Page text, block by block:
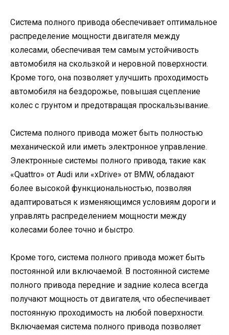
Система полного привода обеспечивает оптимальное
распределение мощности двигателя между
колесами, обеспечивая тем самым устойчивость
автомобиля на скользкой и неровной поверхности.
Кроме того, она позволяет улучшить проходимость
автомобиля на бездорожье, повышая сцепление
колес с грунтом и предотвращая проскальзывание.
Система полного привода может быть полностью
механической или иметь электронное управление.
Электронные системы полного привода, такие как
«Quattro» от Audi или «xDrive» от BMW, обладают
более высокой функциональностью, позволяя
адаптироваться к изменяющимся условиям дороги и
управлять распределением мощности между
колесами более точно и быстро.
Кроме того, система полного привода может быть
постоянной или включаемой. В постоянной системе
полного привода передние и задние колеса всегда
получают мощность от двигателя, что обеспечивает
постоянную проходимость на любой поверхности.
Включаемая система полного привода позволяет